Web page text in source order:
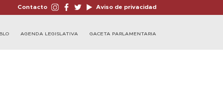
Contacto Aviso de privacidad
AGENDA LEGISLATIVA GACETA PARLAMENTARIA